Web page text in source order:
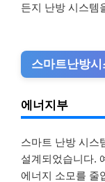
든지 난방 시스템
스마트난방
에너지부
스마트 난방 시스
설계되었습니다.
에너지 소모를 줄